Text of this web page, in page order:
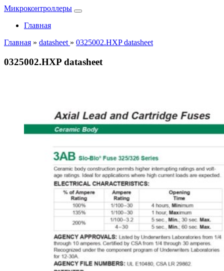
Микроконтроллеры
Главная
Главная » datasheet » 0325002.HXP datasheet
0325002.HXP datasheet